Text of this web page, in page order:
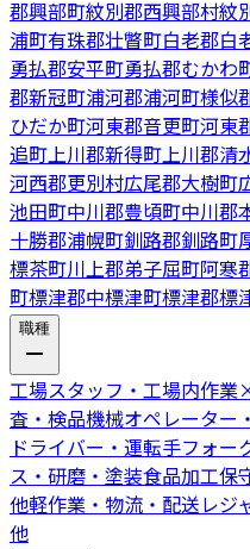
郡興部町紋別郡西興部村紋
浦町有珠郡壮瞥町白老郡白
勇払郡安平町勇払郡むかわ
郡新冠町浦河郡浦河町様似
ひだか町河東郡音更町河東
追町上川郡新得町上川郡清
河西郡更別村広尾郡大樹町
池田町中川郡豊頃町中川郡
十勝郡浦幌町釧路郡釧路町
標茶町川上郡弟子屈町阿寒
町標津郡中標津町標津郡標
職種
工場スタッフ・工場内作業
査・検品機械オペレーター
ドライバー・運転手フォー
ス・研磨・塗装食品加工保
他軽作業・物流・配送レジ
他